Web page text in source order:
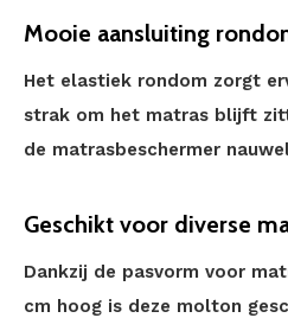
Mooie aansluiting
Het elastiek rondom zorgt
strak om het matras blijft
de matrasbeschermer
Geschikt voor diverse
Dankzij de pasvorm voor
cm hoog is deze molton